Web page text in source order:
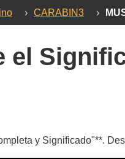
› CARABIN3 ›
el
y Significado"**.